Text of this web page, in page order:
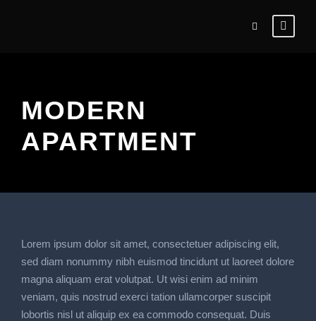
MODERN
APARTMENT
Lorem ipsum dolor sit amet, consectetuer adipiscing elit,
sed diam nonummy nibh euismod tincidunt ut laoreet dolore
magna aliquam erat volutpat. Ut wisi enim ad minim
veniam, quis nostrud exerci tation ullamcorper suscipit
lobortis nisl ut aliquip ex ea commodo consequat. Duis